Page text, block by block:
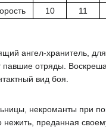
10 11
ангел-хранитель,
отряды.
вид боя.
некроманты при
нежить, преданная